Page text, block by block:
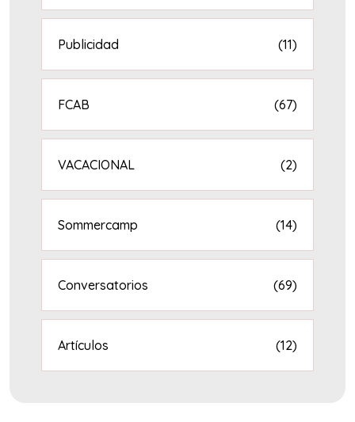
Publicidad (11)
FCAB (67)
VACACIONAL (2)
Sommercamp (14)
Conversatorios (69)
Artículos (12)